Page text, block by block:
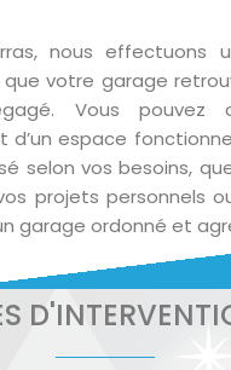
nous effectuons
votre garage
Vous pouvez
d’un espace
selon vos besoins,
projets personnels
garage ordonné et